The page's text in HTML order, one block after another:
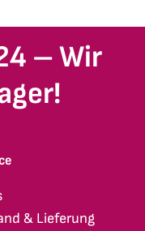
– Wir
& Lieferung